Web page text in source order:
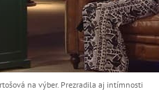
na výber. Prezradila aj intímnosti